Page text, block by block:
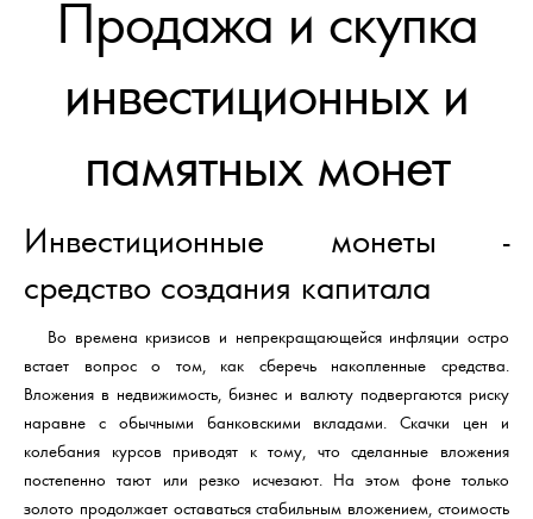
Продажа и скупка
инвестиционных и
памятных монет
Инвестиционные монеты -
средство создания капитала
Во времена кризисов и непрекращающейся инфляции остро
встает вопрос о том, как сберечь накопленные средства.
Вложения в недвижимость, бизнес и валюту подвергаются риску
наравне с обычными банковскими вкладами. Скачки цен и
колебания курсов приводят к тому, что сделанные вложения
постепенно тают или резко исчезают. На этом фоне только
золото продолжает оставаться стабильным вложением, стоимость